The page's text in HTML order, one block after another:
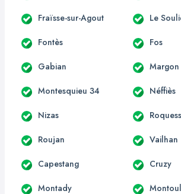
Fraïsse-sur-Agout Le
Fontès Fos
Gabian Margon
Montesquieu 34 Néffiès
Nizas
Roujan Vailhan
Capestang Cruzy
Montady